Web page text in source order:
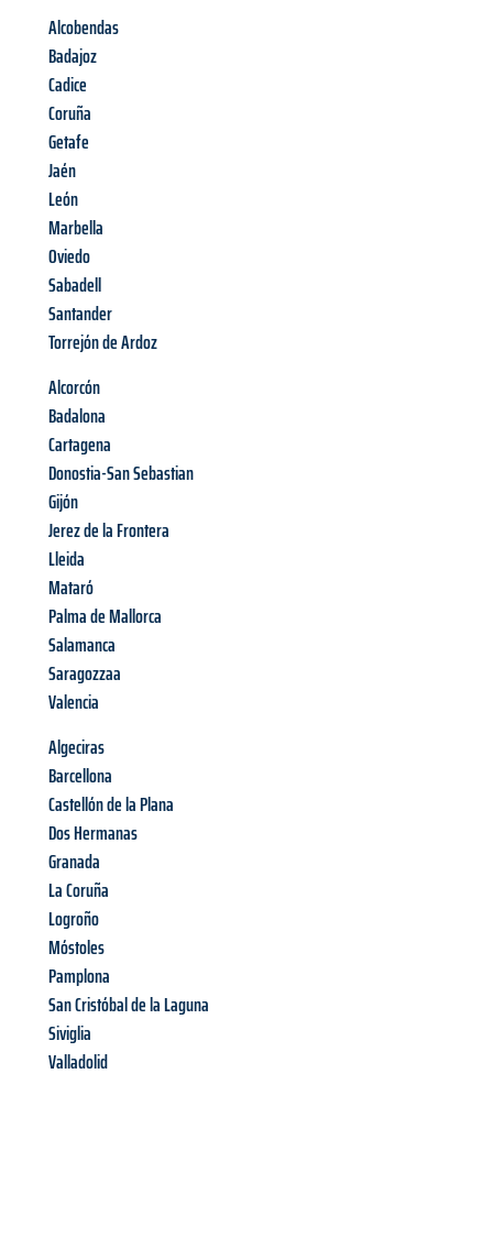
Alcobendas
Badajoz
Cadice
Coruña
Getafe
Jaén
León
Marbella
Oviedo
Sabadell
Santander
Torrejón de Ardoz
Alcorcón
Badalona
Cartagena
Donostia-San Sebastian
Gijón
Jerez de la Frontera
Lleida
Mataró
Palma de Mallorca
Salamanca
Saragozzaa
Valencia
Algeciras
Barcellona
Castellón de la Plana
Dos Hermanas
Granada
La Coruña
Logroño
Móstoles
Pamplona
San Cristóbal de la Laguna
Siviglia
Valladolid